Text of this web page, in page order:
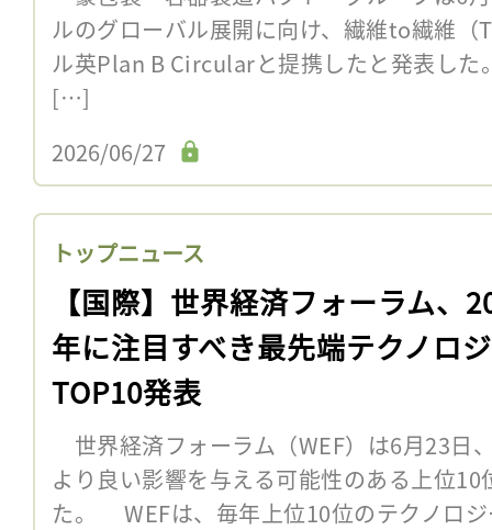
ルのグローバル展開に向け、繊維to繊維（
ル英Plan B Circularと提携したと発表した
[…]
2026/06/27
トップニュース
【国際】世界経済フォーラム、
年に注目すべき最先端テクノロ
TOP10発表
世界経済フォーラム（WEF）は6月23日
より良い影響を与える可能性のある上位
た。 WEFは、毎年上位10位のテクノロジ